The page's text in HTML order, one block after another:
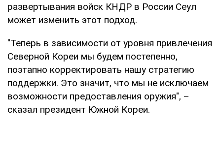
развертывания войск КНДР в России Сеул
может изменить этот подход.
"Теперь в зависимости от уровня привлечения
Северной Кореи мы будем постепенно,
поэтапно корректировать нашу стратегию
поддержки. Это значит, что мы не исключаем
возможности предоставления оружия", –
сказал президент Южной Кореи.